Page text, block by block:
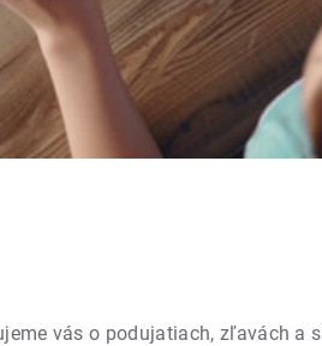
vás o podujatiach, zľavách a